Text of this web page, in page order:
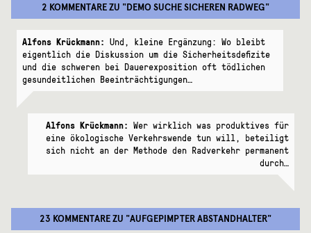
2 KOMMENTAREZU "DEMO SUCHE SICHEREN RADWEG"
Alfons Krückmann: Und, kleine Ergänzung: Wo bleibt
eigentlich die Diskussion um die Sicherheitsdefizite
und die schweren bei Dauerexposition oft tödlichen
gesundeitlichen Beeinträchtigungen…
Alfons Krückmann: Wer wirklich was produktives für
eine ökologische Verkehrswende tun will, beteiligt
sich nicht an der Methode den Radverkehr permanent
durch…
23 KOMMENTAREZU "AUFGEPIMPTER ABSTANDHALTER"